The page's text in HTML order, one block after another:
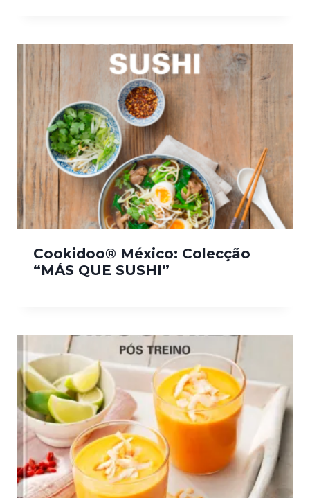
Cookidoo® México: Colecção
“MÁS QUE SUSHI”